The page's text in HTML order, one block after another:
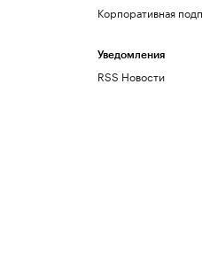
Корпоративная
Уведомления
RSS Новости